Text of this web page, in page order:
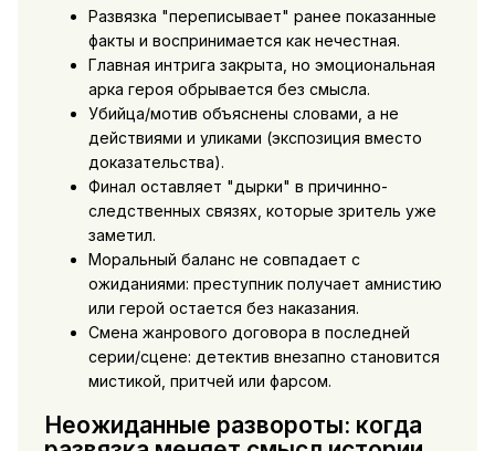
Развязка "переписывает" ранее показанные
факты и воспринимается как нечестная.
Главная интрига закрыта, но эмоциональная
арка героя обрывается без смысла.
Убийца/мотив объяснены словами, а не
действиями и уликами (экспозиция вместо
доказательства).
Финал оставляет "дырки" в причинно-
следственных связях, которые зритель уже
заметил.
Моральный баланс не совпадает с
ожиданиями: преступник получает амнистию
или герой остается без наказания.
Смена жанрового договора в последней
серии/сцене: детектив внезапно становится
мистикой, притчей или фарсом.
Неожиданные развороты: когда